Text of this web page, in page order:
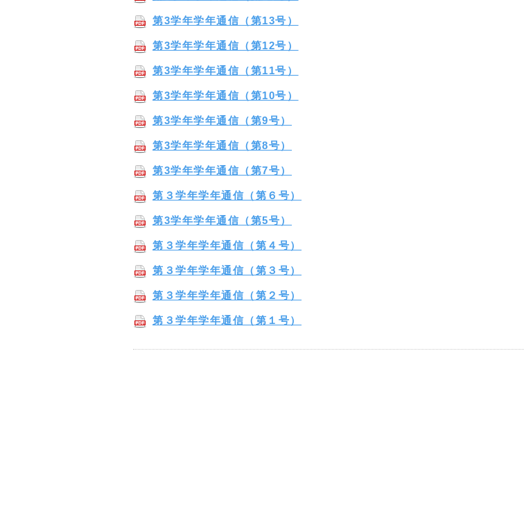
第3学年学年通信（第13号）
第3学年学年通信（第12号）
第3学年学年通信（第11号）
第3学年学年通信（第10号）
第3学年学年通信（第9号）
第3学年学年通信（第8号）
第3学年学年通信（第7号）
第３学年学年通信（第６号）
第3学年学年通信（第5号）
第３学年学年通信（第４号）
第３学年学年通信（第３号）
第３学年学年通信（第２号）
第３学年学年通信（第１号）